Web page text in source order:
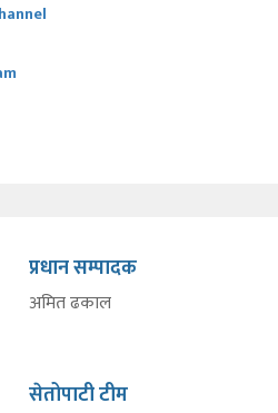
प्रधान सम्पादक
अमित ढकाल
सेतोपाटी टीम